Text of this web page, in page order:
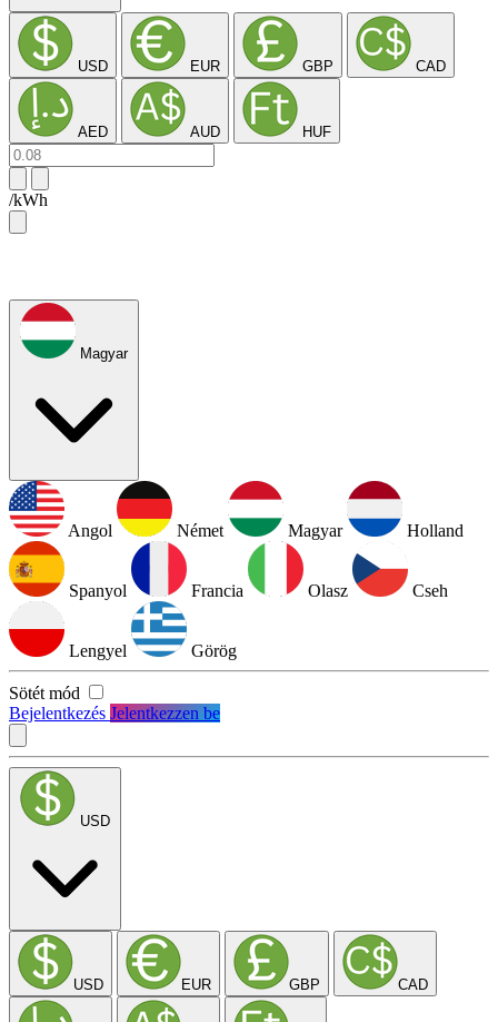
USD EUR GBP CAD
AED AUD HUF
/kWh
Magyar
Angol Német Magyar Holland
Spanyol Francia Olasz Cseh
Lengyel Görög
Sötét mód
Bejelentkezés Jelentkezzen be
USD
USD EUR GBP CAD